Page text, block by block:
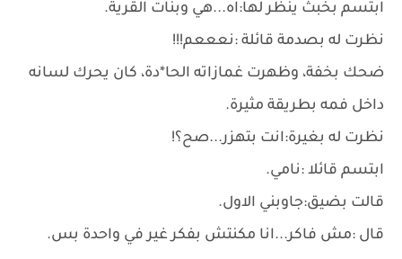
ابتسم بخبث ينظر لها:اه...هي وبنات القرية.
نظرت له بصدمة قائلة :نعععم!!!
ضحك بخفة، وظهرت غمازاته الحا*دة، كان يحرك لسانه
داخل فمه بطريقة مثيرة.
نظرت له بغيرة:انت بتهزر...صح؟!
ابتسم قائلا :نامي.
قالت بضيق:جاوبني الاول.
قال :مش فاكر...انا مكنتش بفكر غير في واحدة بس.